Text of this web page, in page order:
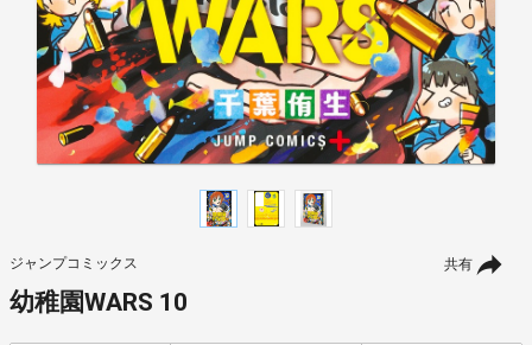
共有
ジャンプコミックス
幼稚園WARS 10